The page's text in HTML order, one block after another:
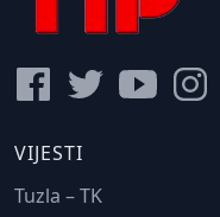
VIJESTI
Tuzla – TK